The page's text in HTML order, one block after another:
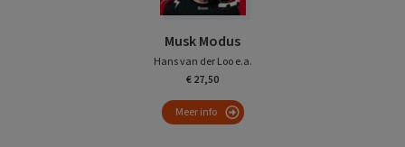
Musk Modus
Hans van der Loo e.a.
€ 27,50
Meer info